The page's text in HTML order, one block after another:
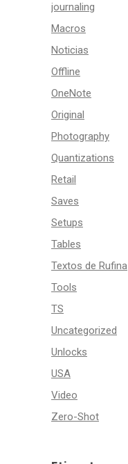
journaling
Macros
Noticias
Offline
OneNote
Original
Photography
Quantizations
Retail
Saves
Setups
Tables
Textos de Rufina
Tools
TS
Uncategorized
Unlocks
USA
Video
Zero-Shot